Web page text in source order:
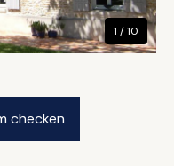
checken
1 / 10